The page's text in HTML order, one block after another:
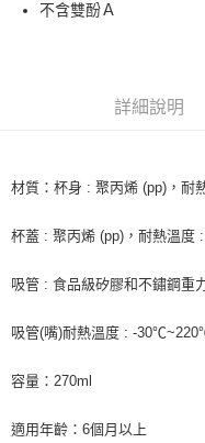
運送方式
7-11取貨付款
每筆NT$60，滿NT$490(含
宅配
每筆NT$150，滿
不含雙酚Ａ
詳細說明
材質：杯身 : 聚丙烯 (pp)，
杯蓋 : 聚丙烯 (pp)，耐熱溫
吸管 : 食品級矽膠和不鏽鋼重
吸管(嘴)耐熱溫度 : -
容量：270ml
適用年齡：6個月以上